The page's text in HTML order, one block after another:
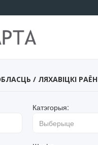
/ ЛЯХАВІЦКІ РАЁН
Катэгорыя:
Выберыце